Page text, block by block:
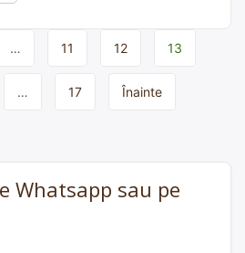
… 11 12 13
… 17 Înainte
Whatsapp sau pe